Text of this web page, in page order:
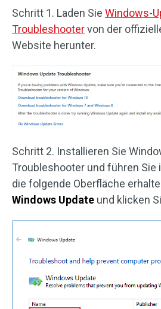
Schritt 1. Laden Sie Windows-
Troubleshootervon der
Website herunter.
Schritt 2. Installieren Sie
Troubleshooter und führen Sie
die folgende Oberfläche
Windows Update und klicken